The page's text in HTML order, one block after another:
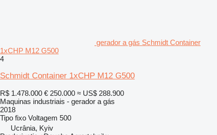
gerador a gás Schmidt Container
1xCHP M12 G500
4
Schmidt Container 1xCHP M12 G500
R$ 1.478.000 € 250.000 ≈ US$ 288.900
Maquinas industriais - gerador a gás
2018
Tipo fixo Voltagem 500
Ucrânia, Kyiv